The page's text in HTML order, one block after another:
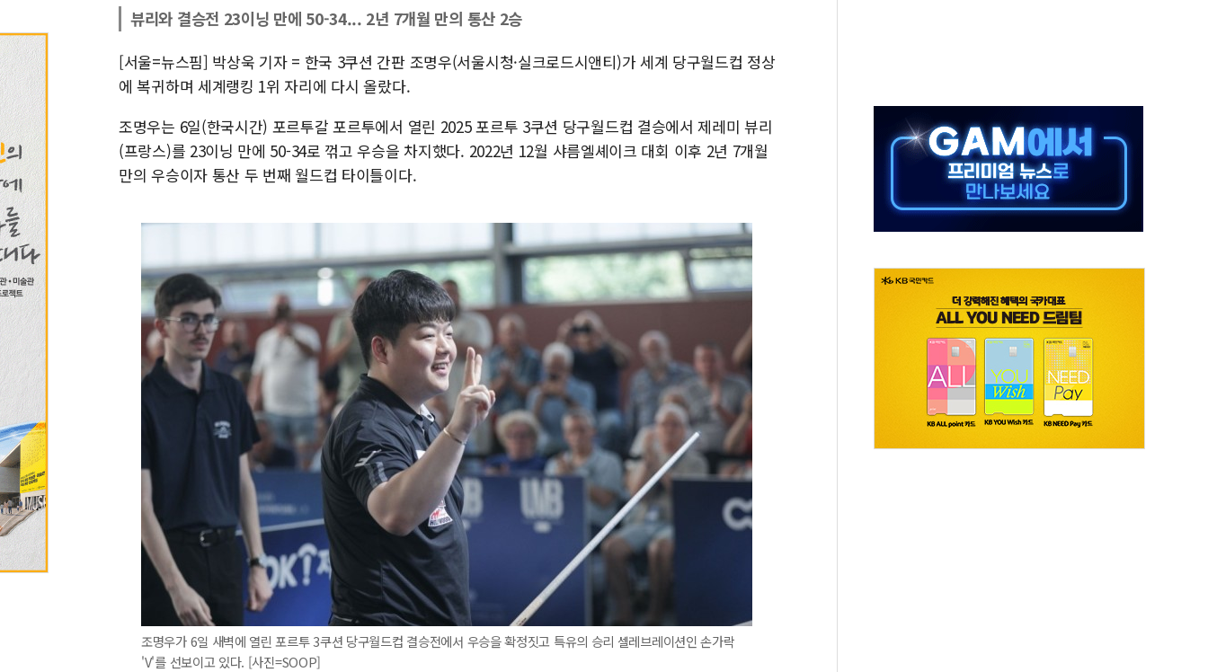
보훈부, 미 DPAA와 MOU… "6·25 미군 실종자 7359명 끝까지 찾겠다"
특정 정치인 측근 포항시 정책특보 내정설...포항시 '시끌'
李 대통령, '6시간 마라톤 부동산 2차 회의' 주재… "전폭적 공급 확대·속도전 총력"
트럼프, 中 겨냥 폴리실리콘 관세 15% 부과…美 태양광주 급등
뷰리와 결승전 23이닝 만에 50-34... 2년 7개월 만의 통산 2승
[서울=뉴스핌] 박상욱 기자 = 한국 3쿠션 간판 조명우(서울시청·실크로드시앤티)가 세계 당구월드컵 정상
에 복귀하며 세계랭킹 1위 자리에 다시 올랐다.
조명우는 6일(한국시간) 포르투갈 포르투에서 열린 2025 포르투 3쿠션 당구월드컵 결승에서 제레미 뷰리
(프랑스)를 23이닝 만에 50-34로 꺾고 우승을 차지했다. 2022년 12월 샤름엘셰이크 대회 이후 2년 7개월
만의 우승이자 통산 두 번째 월드컵 타이틀이다.
조명우가 6일 새벽에 열린 포르투 3쿠션 당구월드컵 결승전에서 우승을 확정짓고 특유의 승리 셀레브레이션인 손가락
'V'를 선보이고 있다. [사진=SOOP]